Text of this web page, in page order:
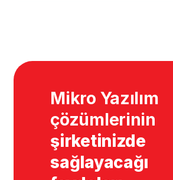
Mikro Yazılım
çözümlerinin
şirketinizde
sağlayacağı